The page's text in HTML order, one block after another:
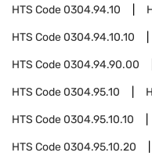
HTS Code0304.94.10
HTS Code0304.94.10.10
HTS Code0304.94.90.00
HTS Code0304.95.10
HTS Code0304.95.10.10
HTS Code0304.95.10.20